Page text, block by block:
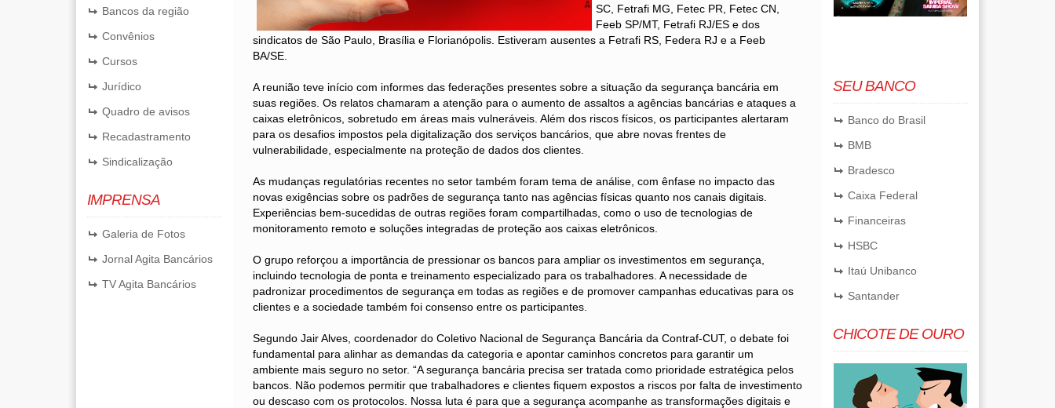
Bancos da região
Convênios
Cursos
Jurídico
Quadro de avisos
Recadastramento
Sindicalização
IMPRENSA
Galeria de Fotos
Jornal Agita Bancários
TV Agita Bancários
SC, Fetrafi MG, Fetec PR, Fetec CN,
Feeb SP/MT, Fetrafi RJ/ES e dos
sindicatos de São Paulo, Brasília e Florianópolis. Estiveram ausentes a Fetrafi RS, Federa RJ e a Feeb
BA/SE.
A reunião teve início com informes das federações presentes sobre a situação da segurança bancária em
suas regiões. Os relatos chamaram a atenção para o aumento de assaltos a agências bancárias e ataques a
caixas eletrônicos, sobretudo em áreas mais vulneráveis. Além dos riscos físicos, os participantes alertaram
para os desafios impostos pela digitalização dos serviços bancários, que abre novas frentes de
vulnerabilidade, especialmente na proteção de dados dos clientes.
As mudanças regulatórias recentes no setor também foram tema de análise, com ênfase no impacto das
novas exigências sobre os padrões de segurança tanto nas agências físicas quanto nos canais digitais.
Experiências bem-sucedidas de outras regiões foram compartilhadas, como o uso de tecnologias de
monitoramento remoto e soluções integradas de proteção aos caixas eletrônicos.
O grupo reforçou a importância de pressionar os bancos para ampliar os investimentos em segurança,
incluindo tecnologia de ponta e treinamento especializado para os trabalhadores. A necessidade de
padronizar procedimentos de segurança em todas as regiões e de promover campanhas educativas para os
clientes e a sociedade também foi consenso entre os participantes.
Segundo Jair Alves, coordenador do Coletivo Nacional de Segurança Bancária da Contraf-CUT, o debate foi
fundamental para alinhar as demandas da categoria e apontar caminhos concretos para garantir um
ambiente mais seguro no setor. “A segurança bancária precisa ser tratada como prioridade estratégica pelos
bancos. Não podemos permitir que trabalhadores e clientes fiquem expostos a riscos por falta de investimento
ou descaso com os protocolos. Nossa luta é para que a segurança acompanhe as transformações digitais e
SEU BANCO
Banco do Brasil
BMB
Bradesco
Caixa Federal
Financeiras
HSBC
Itaú Unibanco
Santander
CHICOTE DE OURO